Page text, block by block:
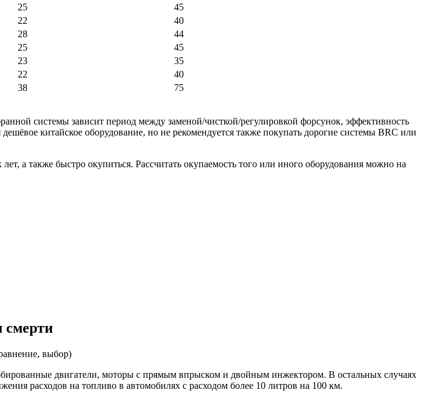
25
45
22
40
28
44
25
45
23
35
22
40
38 75
системы зависит период между заменой/чисткой/регулировкой форсунок, эффективность
китайское оборудование, но не рекомендуется также покупать дорогие системы BRC или
а также быстро окупиться. Рассчитать окупаемость того или иного оборудования можно на
смерти
двигатели, моторы с прямым впрыском и двойным инжектором. В остальных случаях
расходов на топливо в автомобилях с расходом более 10 литров на 100 км.